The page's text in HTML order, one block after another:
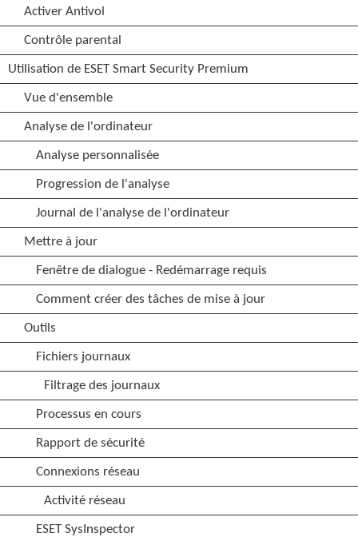
Activer Antivol
Contrôle parental
Utilisation de ESET Smart Security Premium
Vue d'ensemble
Analyse de l'ordinateur
Analyse personnalisée
Progression de l'analyse
Journal de l'analyse de l'ordinateur
Mettre à jour
Fenêtre de dialogue - Redémarrage requis
Comment créer des tâches de mise à jour
Outils
Fichiers journaux
Filtrage des journaux
Processus en cours
Rapport de sécurité
Connexions réseau
Activité réseau
ESET SysInspector